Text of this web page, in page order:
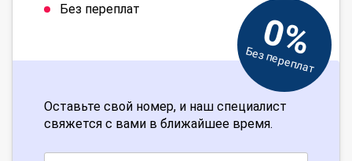
Без переплат
0%
Без переплат
Оставьте свой номер, и наш специалист
свяжется с вами в ближайшее время.